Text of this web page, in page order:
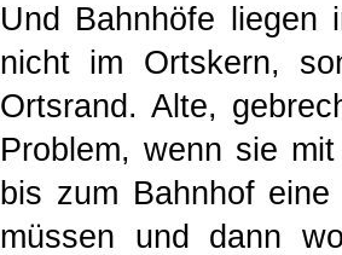
Und Bahnhöfe liegen
nicht im Ortskern,
Ortsrand. Alte,
Problem, wenn sie
bis zum Bahnhof
müssen und dann